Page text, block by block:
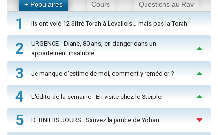
+ Populaires Cours Questions au Rav
1 Ils ont volé 12 Sifré Torah à Levallois… mais pas la Torah
2
URGENCE - Diane, 80 ans, en danger dans un
appartement insalubre
3 Je manque d'estime de moi, comment y remédier ?
4 L'édito de la semaine - En visite chez le Steipler
5 DERNIERS JOURS : Sauvez la jambe de Yohan